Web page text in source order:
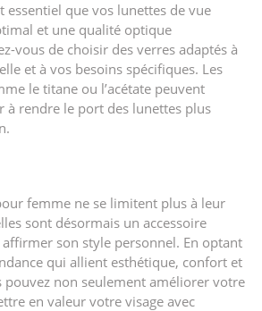
essentiel que vos lunettes de vue
et une qualité optique
vous de choisir des verres adaptés à
et à vos besoins spécifiques. Les
le titane ou l’acétate peuvent
à rendre le port des lunettes plus
femme ne se limitent plus à leur
sont désormais un accessoire
son style personnel. En optant
qui allient esthétique, confort et
non seulement améliorer votre
en valeur votre visage avec